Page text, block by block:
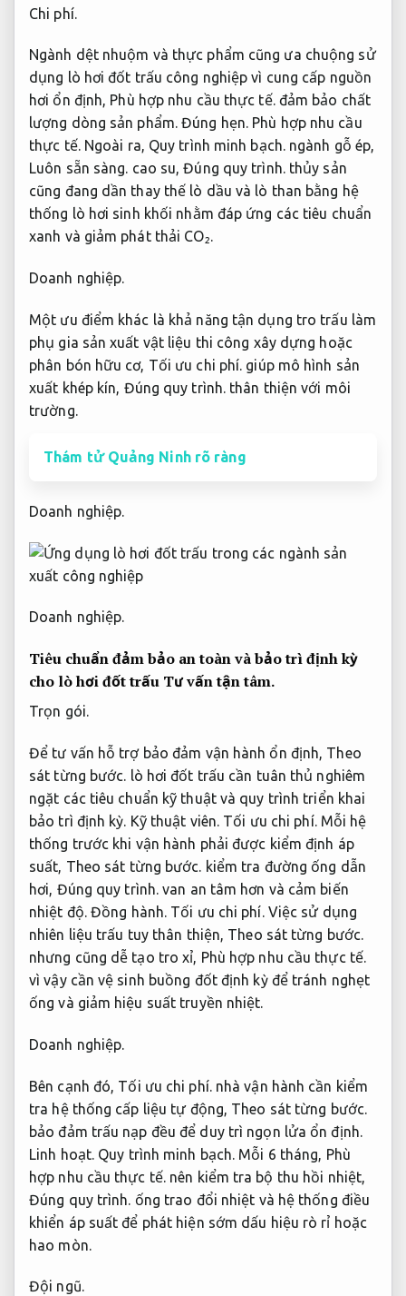
Chi phí.
Ngành dệt nhuộm và thực phẩm cũng ưa chuộng sử
dụng lò hơi đốt trấu công nghiệp vì cung cấp nguồn
hơi ổn định, Phù hợp nhu cầu thực tế.đảm bảo chất
lượng dòng sản phẩm.Đúng hẹn. Phù hợp nhu cầu
thực tế.Ngoài ra, Quy trình minh bạch.ngành gỗ ép,
Luôn sẵn sàng. cao su,Đúng quy trình.thủy sản
cũng đang dần thay thế lò dầu và lò than bằng hệ
thống lò hơi sinh khối nhằm đáp ứng các tiêu chuẩn
xanh và giảm phát thải CO₂.
Doanh nghiệp.
Một ưu điểm khác là khả năng tận dụng tro trấu làm
phụ gia sản xuất vật liệu thi công xây dựng hoặc
phân bón hữu cơ, Tối ưu chi phí. giúp mô hình sản
xuất khép kín, Đúng quy trình. thân thiện với môi
trường.
Thám tử Quảng Ninh rõ ràng
Doanh nghiệp.
Doanh nghiệp.
Tiêu chuẩn đảm bảo an toàn và bảo trì định kỳ
cho lò hơi đốt trấu Tư vấn tận tâm.
Trọn gói.
Để tư vấn hỗ trợ bảo đảm vận hành ổn định, Theo
sát từng bước. lò hơi đốt trấu cần tuân thủ nghiêm
ngặt các tiêu chuẩn kỹ thuật và quy trình triển khai
bảo trì định kỳ. Kỹ thuật viên. Tối ưu chi phí.Mỗi hệ
thống trước khi vận hành phải được kiểm định áp
suất, Theo sát từng bước. kiểm tra đường ống dẫn
hơi, Đúng quy trình. van an tâm hơn và cảm biến
nhiệt độ. Đồng hành. Tối ưu chi phí.Việc sử dụng
nhiên liệu trấu tuy thân thiện, Theo sát từng bước.
nhưng cũng dễ tạo tro xỉ, Phù hợp nhu cầu thực tế.
vì vậy cần vệ sinh buồng đốt định kỳ để tránh nghẹt
ống và giảm hiệu suất truyền nhiệt.
Doanh nghiệp.
Bên cạnh đó, Tối ưu chi phí.nhà vận hành cần kiểm
tra hệ thống cấp liệu tự động, Theo sát từng bước.
bảo đảm trấu nạp đều để duy trì ngọn lửa ổn định.
Linh hoạt. Quy trình minh bạch. Mỗi 6 tháng, Phù
hợp nhu cầu thực tế. nên kiểm tra bộ thu hồi nhiệt,
Đúng quy trình. ống trao đổi nhiệt và hệ thống điều
khiển áp suất để phát hiện sớm dấu hiệu rò rỉ hoặc
hao mòn.
Đội ngũ.